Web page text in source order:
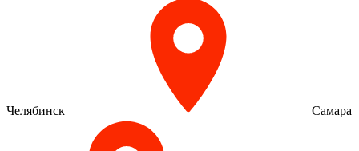
Челябинск Самара